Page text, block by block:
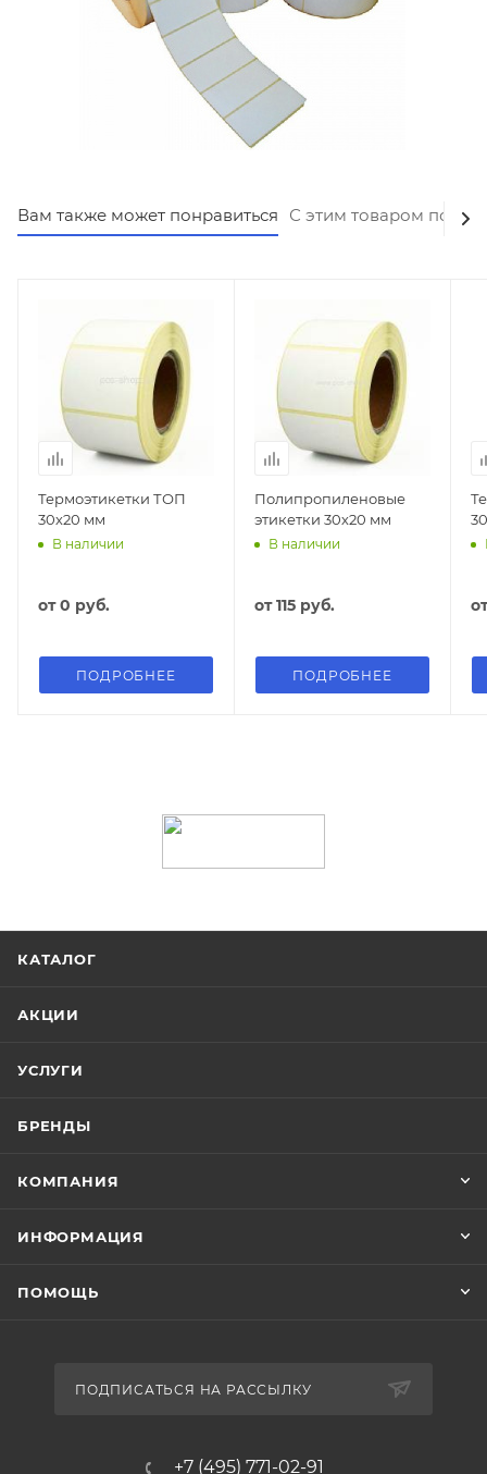
Вам также может понравиться С этим товаром
Термоэтикетки ТОП
30х20 мм
В наличии
от0 руб.
ПОДРОБНЕЕ
Полипропиленовые
этикетки 30х20 мм
В наличии
от115 руб.
ПОДРОБНЕЕ
КАТАЛОГ
АКЦИИ
УСЛУГИ
БРЕНДЫ
КОМПАНИЯ
ИНФОРМАЦИЯ
ПОМОЩЬ
ПОДПИСАТЬСЯ НА РАССЫЛКУ
+7 (495) 771-02-91